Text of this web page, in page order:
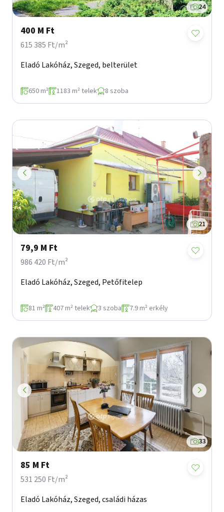
24
400 M Ft
615 385 Ft/m²
Eladó Lakóház, Szeged, belterület
650 m² 1183 m² telek 8 szoba
21
79,9 M Ft
986 420 Ft/m²
Eladó Lakóház, Szeged, Petőfitelep
81 m² 407 m² telek 3 szoba 7.9 m² erkély
33
85 M Ft
531 250 Ft/m²
Eladó Lakóház, Szeged, családi házas